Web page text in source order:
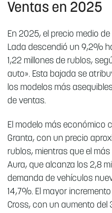
Ventas en 2025
En 2025, el precio medio
Lada descendió un 9,2%
1,22 millones de rublos,
auto». Esta bajada se
los modelos más
de ventas.
El modelo más económico
Granta, con un precio
rublos, mientras que el
Aura, que alcanza los 2,8
demanda de vehículos
14,7%. El mayor
Cross, con un aumento